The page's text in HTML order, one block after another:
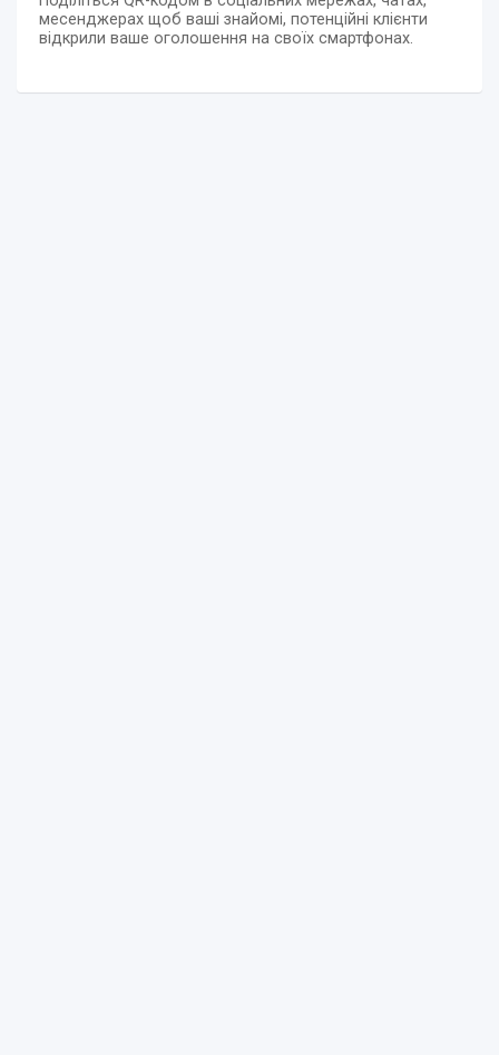
месенджерах щоб ваші знайомі, потенційні клієнти
відкрили ваше оголошення на своїх смартфонах.